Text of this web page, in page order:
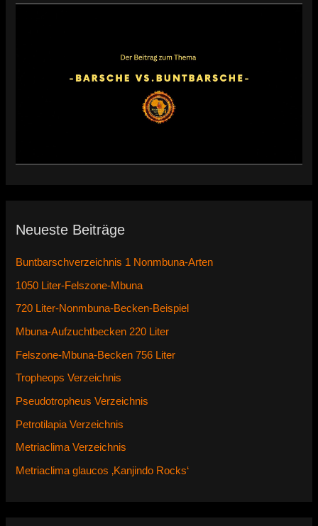
Neueste Beiträge
Buntbarschverzeichnis 1 Nonmbuna-Arten
1050 Liter-Felszone-Mbuna
720 Liter-Nonmbuna-Becken-Beispiel
Mbuna-Aufzuchtbecken 220 Liter
Felszone-Mbuna-Becken 756 Liter
Tropheops Verzeichnis
Pseudotropheus Verzeichnis
Petrotilapia Verzeichnis
Metriaclima Verzeichnis
Metriaclima glaucos ‚Kanjindo Rocks‘